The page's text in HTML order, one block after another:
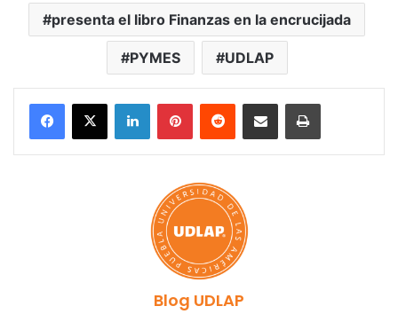
presenta el libro Finanzas en la encrucijada
PYMES UDLAP
LinkedInPinterestReddit Share via Email Print
Blog UDLAP